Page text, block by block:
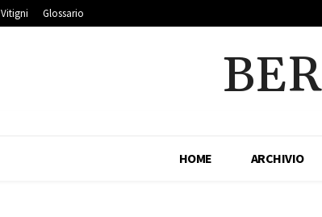
Vitigni Glossario
HOME ARCHIVIO